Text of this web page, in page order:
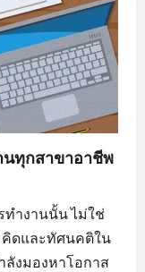
นทุกสาขาอาชีพ
ทำงานนั้น ไม่ใช่
คิดและทัศนคติใน
งมองหาโอกาส